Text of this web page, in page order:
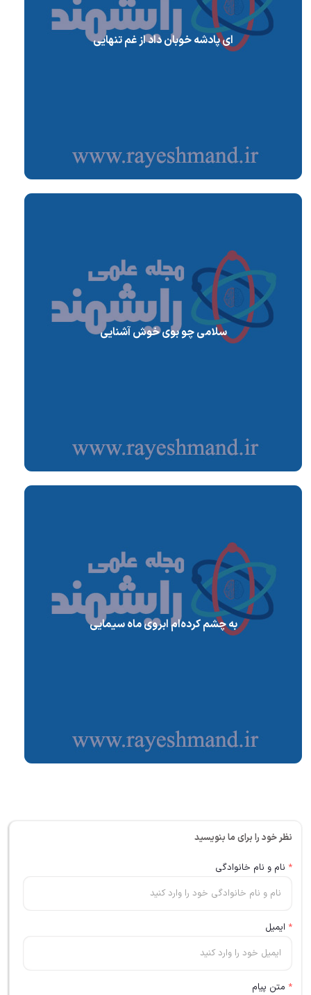
ای پادشه خوبان داد از غم تنهایی
سلامی چو بوی خوش آشنایی
به چشم کرده‌ام ابروی ماه سیمایی
نظر خود را برای ما بنویسید
* نام و نام خانوادگی
* ایمیل
* متن پیام